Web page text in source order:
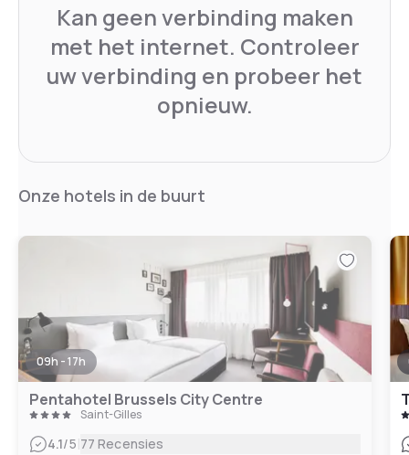
Kan geen verbinding maken
met het internet. Controleer
uw verbinding en probeer het
opnieuw.
Onze hotels in de buurt
09h - 17h
Pentahotel Brussels City Centre
Saint-Gilles
4.1/5|77 Recensies